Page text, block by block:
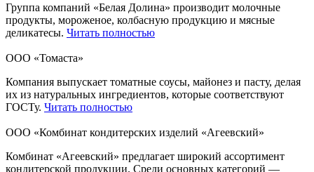
Группа компаний «Белая Долина» производит молочные
продукты, мороженое, колбасную продукцию и мясные
деликатесы. Читать полностью
ООО «Томаста»
Компания выпускает томатные соусы, майонез и пасту, делая
их из натуральных ингредиентов, которые соответствуют
ГОСТу. Читать полностью
ООО «Комбинат кондитерских изделий «Агеевский»
Комбинат «Агеевский» предлагает широкий ассортимент
кондитерской продукции. Среди основных категорий —